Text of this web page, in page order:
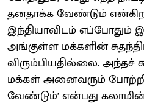
தனதாக்க வேண்டும்
இந்தியாவிடம் எப்போதும்
அங்குள்ள மக்களின்
விரும்பியதில்லை. அந்தச்
மக்கள் அனைவரும்
வேண்டும்’ என்பது